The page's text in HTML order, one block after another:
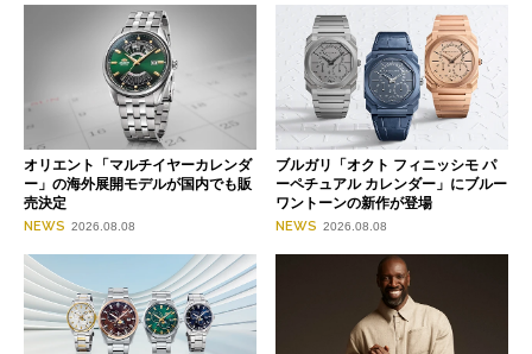
オリエント「マルチイヤーカレンダ
ー」の海外展開モデルが国内でも販
売決定
NEWS 2026.08.08
ブルガリ「オクト フィニッシモ パ
ーペチュアル カレンダー」にブルー
ワントーンの新作が登場
NEWS 2026.08.08